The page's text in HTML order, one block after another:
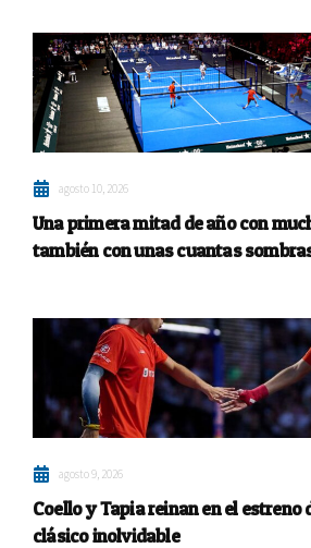
agosto 10, 2026
Una primera mitad de año con
también con unas cuantas
agosto 9, 2026
Coello y Tapia reinan en el estreno
clásico inolvidable